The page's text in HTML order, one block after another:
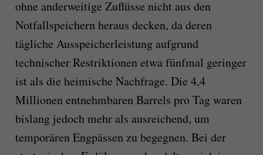
ohne anderweitige Zuflüsse nicht aus den
Notfallspeichern heraus decken, da deren
tägliche Ausspeicherleistung aufgrund
technischer Restriktionen etwa fünfmal geringer
ist als die heimische Nachfrage. Die 4,4
Millionen entnehmbaren Barrels pro Tag waren
bislang jedoch mehr als ausreichend, um
temporären Engpässen zu begegnen. Bei der